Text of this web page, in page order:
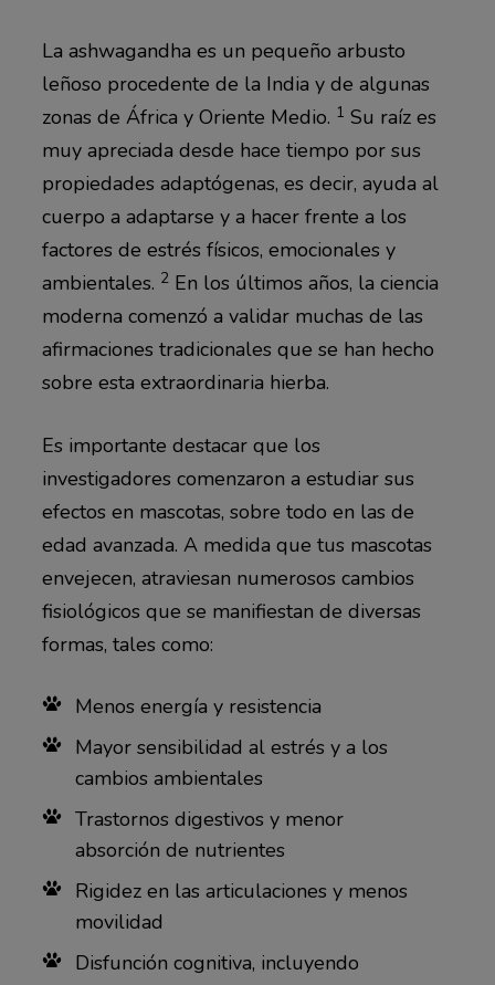
La ashwagandha es un pequeño arbusto
leñoso procedente de la India y de algunas
zonas de África y Oriente Medio. 1 Su raíz es
muy apreciada desde hace tiempo por sus
propiedades adaptógenas, es decir, ayuda al
cuerpo a adaptarse y a hacer frente a los
factores de estrés físicos, emocionales y
ambientales. 2En los últimos años, la ciencia
moderna comenzó a validar muchas de las
afirmaciones tradicionales que se han hecho
sobre esta extraordinaria hierba.
Es importante destacar que los
investigadores comenzaron a estudiar sus
efectos en mascotas, sobre todo en las de
edad avanzada. A medida que tus mascotas
envejecen, atraviesan numerosos cambios
fisiológicos que se manifiestan de diversas
formas, tales como:
Menos energía y resistencia
Mayor sensibilidad al estrés y a los
cambios ambientales
Trastornos digestivos y menor
absorción de nutrientes
Rigidez en las articulaciones y menos
movilidad
Disfunción cognitiva, incluyendo